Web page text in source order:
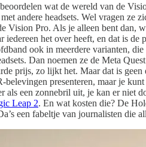
wat de wereld van de
andere headsets. Wel vragen
Vision Pro. Als je alleen bent
het over heeft, en dat is
ook in meerdere varianten,
Dan noemen ze de Meta
prijs, zo lijkt het. Maar dat is
presenteren, maar je
een zonnebril uit, je kan er niet
Leap 2. En wat kosten die? De
een fabeltje van journalisten